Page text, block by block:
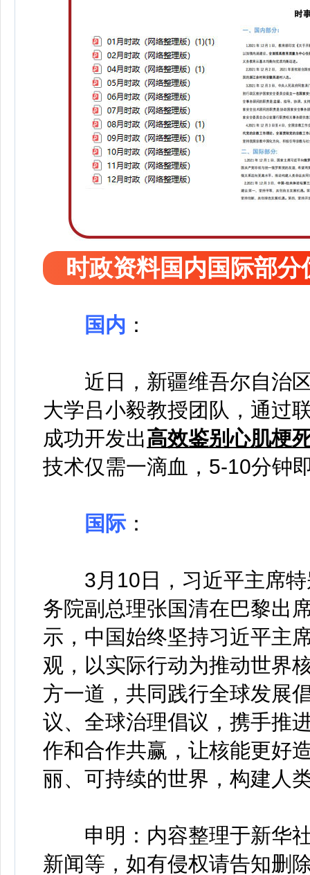
时政资料国内国际部分
国内 ：
近日，新疆维吾尔自治
大学吕小毅教授团队，通过
成功开发出高效鉴别心肌梗
技术仅需一滴血，5-10分钟
国际：
3月10日，习近平主席特
务院副总理张国清在巴黎出
示，中国始终坚持习近平主
观，以实际行动为推动世界
方一道，共同践行全球发展
议、全球治理倡议，携手推
作和合作共赢，让核能更好
丽、可持续的世界，构建人
申明：内容整理于新华社
新闻等，如有侵权请告知删